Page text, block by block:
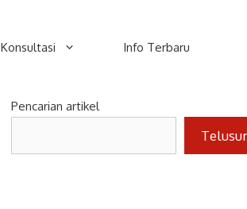
Konsultasi Info Terbaru
Pencarian artikel
Telusur